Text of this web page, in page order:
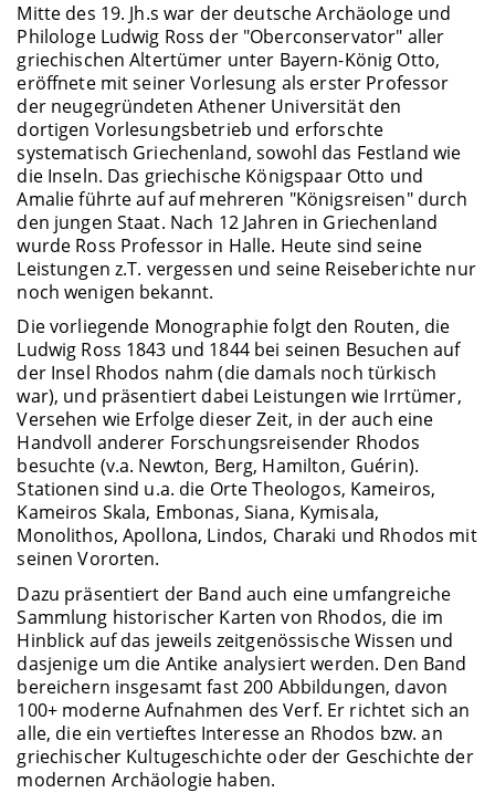
Mitte des 19. Jh.s war der deutsche Archäologe und
Philologe Ludwig Ross der "Oberconservator" aller
griechischen Altertümer unter Bayern-König Otto,
eröffnete mit seiner Vorlesung als erster Professor
der neugegründeten Athener Universität den
dortigen Vorlesungsbetrieb und erforschte
systematisch Griechenland, sowohl das Festland wie
die Inseln. Das griechische Königspaar Otto und
Amalie führte auf auf mehreren "Königsreisen" durch
den jungen Staat. Nach 12 Jahren in Griechenland
wurde Ross Professor in Halle. Heute sind seine
Leistungen z.T. vergessen und seine Reiseberichte nur
noch wenigen bekannt.
Die vorliegende Monographie folgt den Routen, die
Ludwig Ross 1843 und 1844 bei seinen Besuchen auf
der Insel Rhodos nahm (die damals noch türkisch
war), und präsentiert dabei Leistungen wie Irrtümer,
Versehen wie Erfolge dieser Zeit, in der auch eine
Handvoll anderer Forschungsreisender Rhodos
besuchte (v.a. Newton, Berg, Hamilton, Guérin).
Stationen sind u.a. die Orte Theologos, Kameiros,
Kameiros Skala, Embonas, Siana, Kymisala,
Monolithos, Apollona, Lindos, Charaki und Rhodos mit
seinen Vororten.
Dazu präsentiert der Band auch eine umfangreiche
Sammlung historischer Karten von Rhodos, die im
Hinblick auf das jeweils zeitgenössische Wissen und
dasjenige um die Antike analysiert werden. Den Band
bereichern insgesamt fast 200 Abbildungen, davon
100+ moderne Aufnahmen des Verf. Er richtet sich an
alle, die ein vertieftes Interesse an Rhodos bzw. an
griechischer Kultugeschichte oder der Geschichte der
modernen Archäologie haben.